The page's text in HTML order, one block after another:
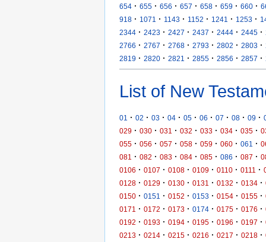
654 · 655 · 656 · 657 · 658 · 659 · 660 ·
918 · 1071 · 1143 · 1152 · 1241 · 1253 ·
2344 · 2423 · 2427 · 2437 · 2444 · 2445 ·
2766 · 2767 · 2768 · 2793 · 2802 · 2803 ·
2819 · 2820 · 2821 · 2855 · 2856 · 2857 ·
List of New
01 · 02 · 03 · 04 · 05 · 06 · 07 · 08 · 09 ·
029 · 030 · 031 · 032 · 033 · 034 · 035 ·
055 · 056 · 057 · 058 · 059 · 060 · 061 ·
081
· 082 · 083 · 084 · 085 · 086 · 087 ·
0106 · 0107 · 0108 · 0109 · 0110 · 0111 ·
0128 · 0129 · 0130 · 0131 · 0132 · 0134 ·
0150 · 0151 · 0152 · 0153 · 0154 · 0155 ·
0171
· 0172 · 0173 · 0174 · 0175 · 0176 ·
0192 · 0193 · 0194 · 0195 · 0196 · 0197 ·
0213 · 0214 · 0215 · 0216 · 0217 · 0218 ·